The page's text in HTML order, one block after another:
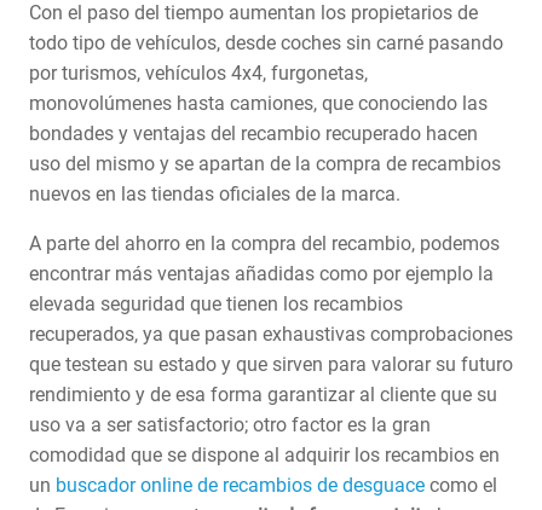
Con el paso del tiempo aumentan los propietarios de
todo tipo de vehículos, desde coches sin carné pasando
por turismos, vehículos 4x4, furgonetas,
monovolúmenes hasta camiones, que conociendo las
bondades y ventajas del recambio recuperado hacen
uso del mismo y se apartan de la compra de recambios
nuevos en las tiendas oficiales de la marca.
A parte del ahorro en la compra del recambio, podemos
encontrar más ventajas añadidas como por ejemplo la
elevada seguridad que tienen los recambios
recuperados, ya que pasan exhaustivas comprobaciones
que testean su estado y que sirven para valorar su futuro
rendimiento y de esa forma garantizar al cliente que su
uso va a ser satisfactorio; otro factor es la gran
comodidad que se dispone al adquirir los recambios en
un buscador online de recambios de desguace como el